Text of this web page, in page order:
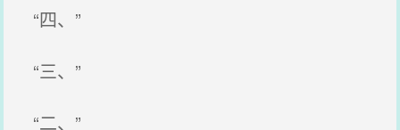
“四、”
“三、”
“二、”